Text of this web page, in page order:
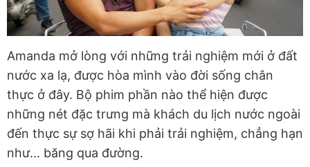
Amanda mở lòng với những trải nghiệm mới ở đất
nước xa lạ, được hòa mình vào đời sống chân
thực ở đây. Bộ phim phần nào thể hiện được
những nét đặc trưng mà khách du lịch nước ngoài
đến thực sự sợ hãi khi phải trải nghiệm, chẳng hạn
như... băng qua đường.